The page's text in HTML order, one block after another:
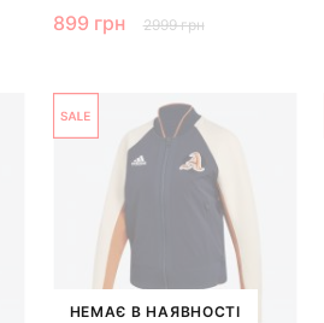
899 грн 2999 грн
НЕМАЄ В НАЯВНОСТІ